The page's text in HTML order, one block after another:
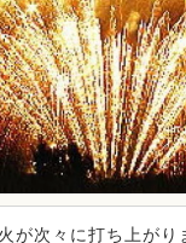
が次々に打ち上がり